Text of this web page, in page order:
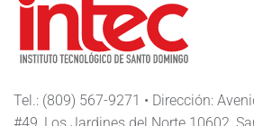
Tel.: (809) 567-9271 • Dirección: